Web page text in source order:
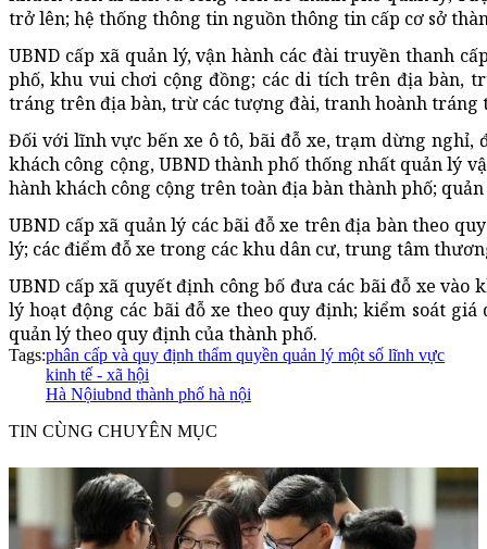
trở lên; hệ thống thông tin nguồn thông tin cấp cơ sở
UBND cấp xã quản lý, vận hành các đài truyền thanh
phố, khu vui chơi cộng đồng; các di tích trên địa bàn,
tráng trên địa bàn, trừ các tượng đài, tranh hoành tráng
Đối với lĩnh vực bến xe ô tô, bãi đỗ xe, trạm dừng nghỉ,
khách công cộng, UBND thành phố thống nhất quản lý
hành khách công cộng trên toàn địa bàn thành phố;
UBND cấp xã quản lý các bãi đỗ xe trên địa bàn theo
lý; các điểm đỗ xe trong các khu dân cư, trung tâm
UBND cấp xã quyết định công bố đưa các bãi đỗ xe
lý hoạt động các bãi đỗ xe theo quy định; kiểm soát
quản lý theo quy định của thành phố.‎
Tags:phân cấp và quy định thẩm quyền quản lý một số lĩnh vực
kinh tế - xã hội
Hà Nộiubnd thành phố hà nội
TIN CÙNG CHUYÊN MỤC